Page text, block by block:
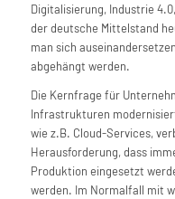
Digitalisierung, Industrie
der deutsche Mittelstand
man sich
abgehängt werden.
Die Kernfrage für
Infrastrukturen
wie z.B. Cloud-Services,
Herausforderung, dass
Produktion eingesetzt
werden. Im Normalfall mit